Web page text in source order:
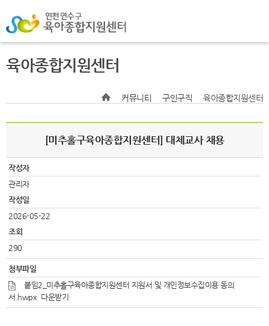
육아종합지원센터
커뮤니티 구인구직 육아종합지원센터
[미추홀구육아종합지원센터] 대체교사 채용
작성자
관리자
작성일
2026-05-22
조회
290
첨부파일
붙임2_미추홀구육아종합지원센터 지원서 및 개인정보수집이용 동의
서.hwpx 다운받기